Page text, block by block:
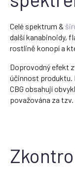
Celé spektrum &
další kanabinoidy,
rostlině konopí a
Doprovodný efekt
účinnost produktu.
CBG obsahují
považována za tzv.